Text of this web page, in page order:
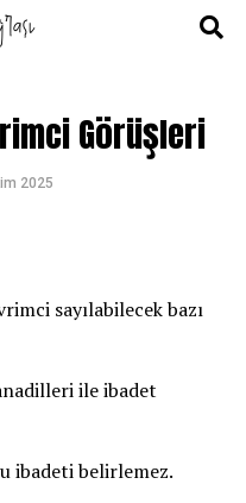
Görüşleri
2025
sayılabilecek bazı
ile ibadet
ibadeti belirlemez.